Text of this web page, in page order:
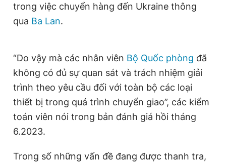
trong việc chuyển hàng đến Ukraine thông
qua Ba Lan.
“Do vậy mà các nhân viên Bộ Quốc phòng đã
không có đủ sự quan sát và trách nhiệm giải
trình theo yêu cầu đối với toàn bộ các loại
thiết bị trong quá trình chuyển giao”, các kiểm
toán viên nói trong bản đánh giá hồi tháng
6.2023.
Trong số những vấn đề đang được thanh tra,